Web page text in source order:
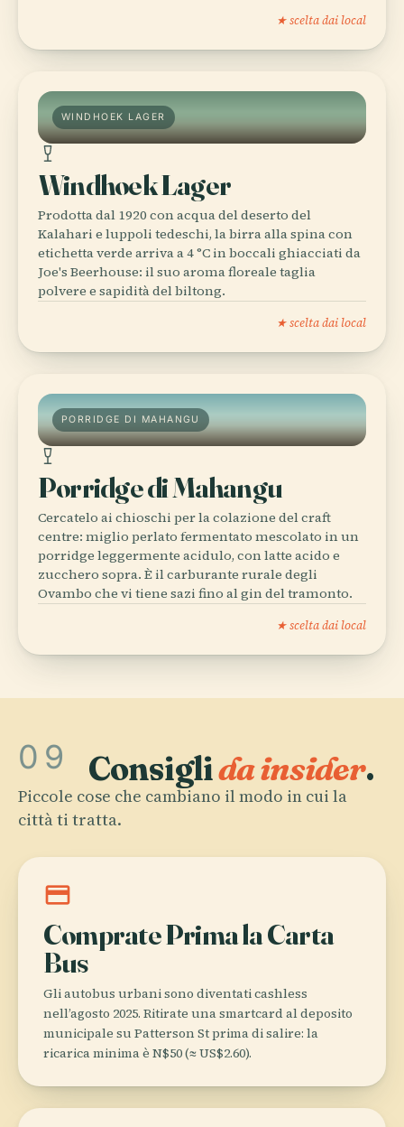
★ scelta dai local
WINDHOEK LAGER
Windhoek Lager
Prodotta dal 1920 con acqua del deserto del
Kalahari e luppoli tedeschi, la birra alla spina con
etichetta verde arriva a 4 °C in boccali ghiacciati da
Joe's Beerhouse: il suo aroma floreale taglia
polvere e sapidità del biltong.
★ scelta dai local
PORRIDGE DI MAHANGU
Porridge di Mahangu
Cercatelo ai chioschi per la colazione del craft
centre: miglio perlato fermentato mescolato in un
porridge leggermente acidulo, con latte acido e
zucchero sopra. È il carburante rurale degli
Ovambo che vi tiene sazi fino al gin del tramonto.
★ scelta dai local
09 Consiglida insider.
Piccole cose che cambiano il modo in cui la
città ti tratta.
credit_card
Comprate Prima la Carta
Bus
Gli autobus urbani sono diventati cashless
nell’agosto 2025. Ritirate una smartcard al deposito
municipale su Patterson St prima di salire: la
ricarica minima è N$50 (≈ US$2.60).